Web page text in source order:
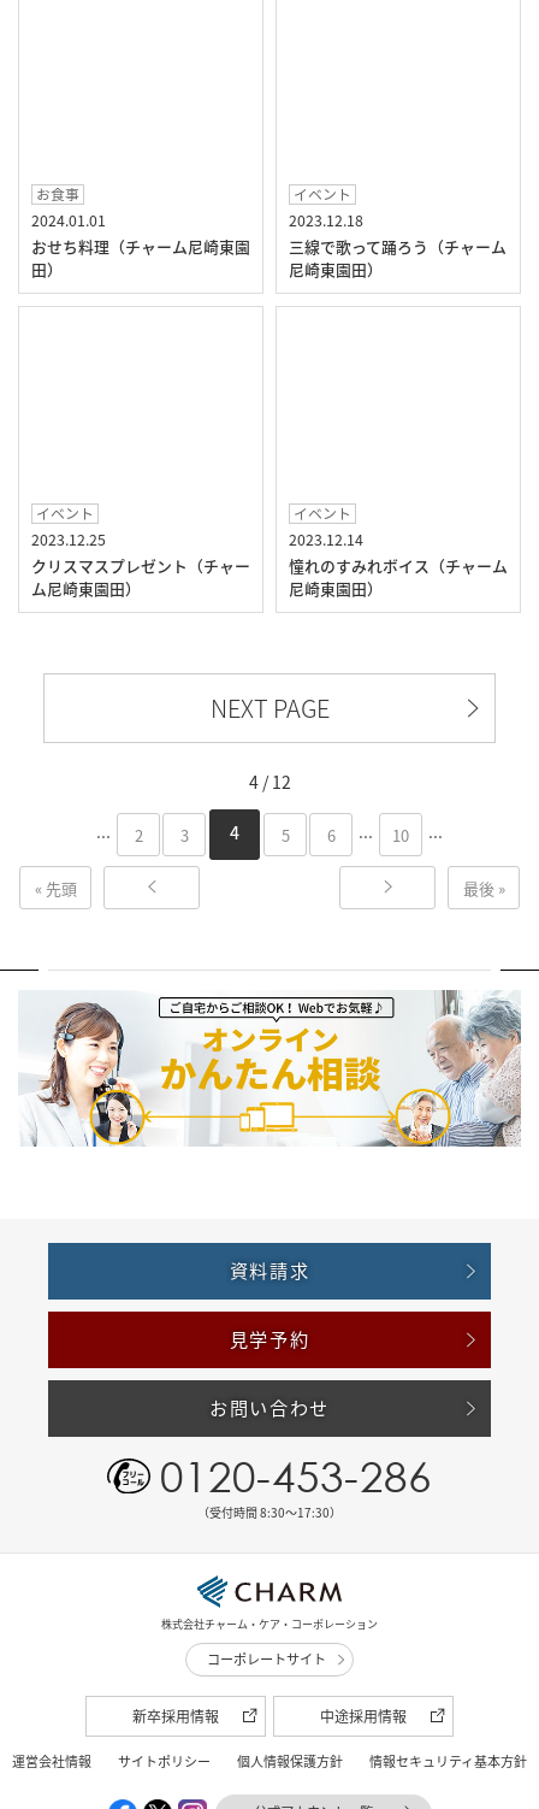
お食事
2024.01.01
おせち料理（チャーム尼崎東園
田）
イベント
2023.12.18
三線で歌って踊ろう（チャーム
尼崎東園田）
イベント
2023.12.25
クリスマスプレゼント（チャー
ム尼崎東園田）
イベント
2023.12.14
憧れのすみれボイス（チャーム
尼崎東園田）
NEXT PAGE
4 / 12
« 先頭
... 2 3 4 5 6 ... 10 ...
最後 »
資料請求
見学予約
お問い合わせ
0120-453-286
（受付時間 8:30〜17:30）
株式会社チャーム・ケア・コーポレーション
コーポレートサイト
新卒採用情報 中途採用情報
運営会社情報 サイトポリシー 個人情報保護方針 情報セキュリティ基本方針